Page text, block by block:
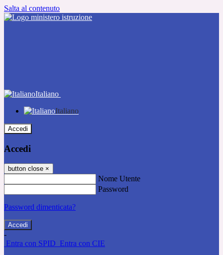
Salta al contenuto
Italiano
Italiano
Accedi
Accedi
button close ×
Nome Utente
Password
Password dimenticata?
-
Entra con SPID Entra con CIE